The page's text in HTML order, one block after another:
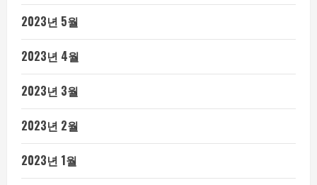
2023년 5월
2023년 4월
2023년 3월
2023년 2월
2023년 1월